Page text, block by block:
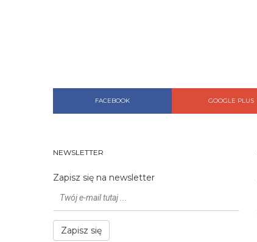
FACEBOOK GOOGLE PLUS
NEWSLETTER
Zapisz się na newsletter
Zapisz się